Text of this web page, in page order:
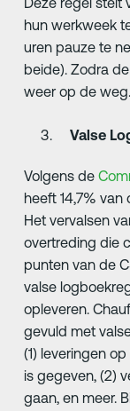
hun werkweek
uren pauze te
beide). Zodra
weer op de weg.
Valse
Volgens de
heeft 14,7%
Het vervalsen
overtreding die
punten van de
valse
opleveren.
gevuld met
(1) leveringen
is gegeven, (2)
gaan, en meer.